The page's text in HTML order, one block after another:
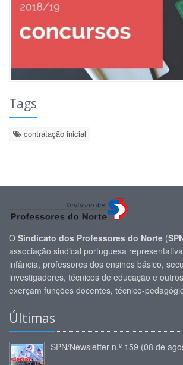
Tags
contratação inicial
O Sindicato dos Professores do Norte (
associação sindical portuguesa
infância, professores dos ensinos básico,
investigadores, técnicos de educação e
exerçam funções docentes, técnico-
Últimas
SPN/Newsletter n.º 159 (08 de